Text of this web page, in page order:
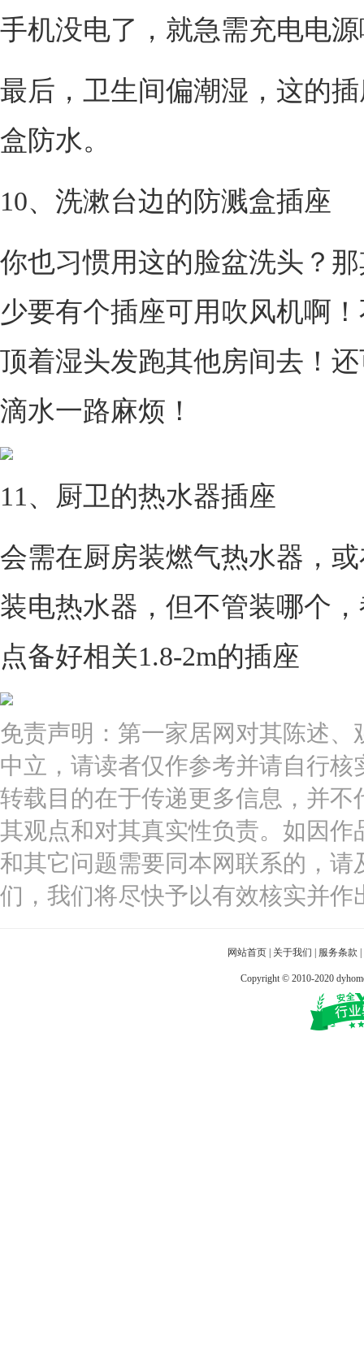
手机没电了，就急需充电电
最后，卫生间偏潮湿，这的
盒防水。
10、洗漱台边的防溅盒插座
你也习惯用这的脸盆洗头？
少要有个插座可用吹风机啊
顶着湿头发跑其他房间去！
滴水一路麻烦！
11、厨卫的热水器插座
会需在厨房装燃气热水器，
装电热水器，但不管装哪个
点备好相关1.8-2m的插座
免责声明：第一家居网对其陈述、
中立，请读者仅作参考并请自行核
转载目的在于传递更多信息，并不
其观点和对其真实性负责。如因作
和其它问题需要同本网联系的，请
们，我们将尽快予以有效核实并作
网站首页 关于我们 服务条款
Copyright © 2010-2020